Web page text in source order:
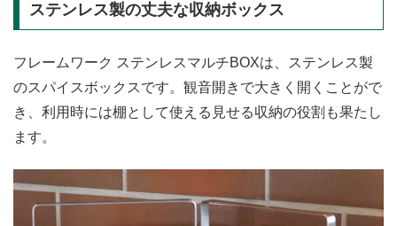
ステンレス製の丈夫な収納ボックス
フレームワーク ステンレスマルチBOXは、ステンレス製
のスパイスボックスです。観音開きで大きく開くことがで
き、利用時には棚として使える見せる収納の役割も果たし
ます。